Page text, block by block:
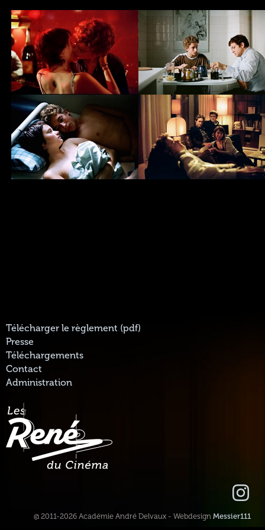
Télécharger le règlement (pdf)
Presse
Téléchargements
Contact
Administration
@ 2011-2026 Académie André Delvaux - WebdesignMessier111